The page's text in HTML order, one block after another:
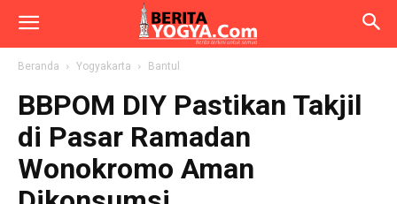
Beranda Yogyakarta Bantul
BBPOM DIY Pastikan Takjil
di Pasar Ramadan
Wonokromo Aman